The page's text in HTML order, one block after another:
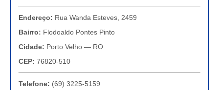
Endereço: Rua Wanda Esteves, 2459
Bairro: Flodoaldo Pontes Pinto
Cidade: Porto Velho — RO
CEP: 76820-510
Telefone: (69) 3225-5159